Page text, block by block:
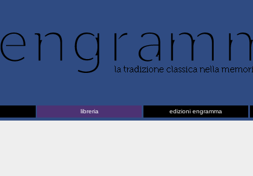
libreria edizioni engramma